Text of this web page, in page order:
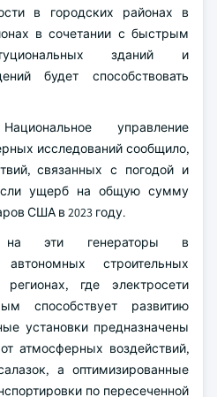
в городских районах в
в сочетании с быстрым
зданий и
будет способствовать
управление
исследований сообщило,
связанных с погодой и
ущерб на общую сумму
США в 2023 году.
на эти генераторы в
строительных
где электросети
способствует развитию
установки предназначены
атмосферных воздействий,
а оптимизированные
по пересеченной